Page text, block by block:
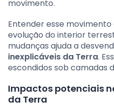
movimento.
Entender esse
evolução do interior
mudanças ajuda a
inexplicáveis da Terra.
escondidos sob camadas
Impactos potenciais
da Terra